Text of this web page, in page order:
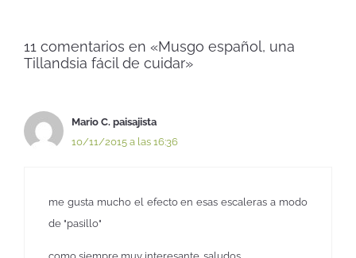
11 comentarios en «Musgo español, una
Tillandsia fácil de cuidar»
Mario C. paisajista
10/11/2015 a las 16:36
me gusta mucho el efecto en esas escaleras a modo
de "pasillo"